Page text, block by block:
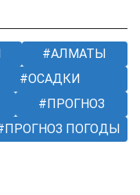
АЛМАТЫ
ОСАДКИ
ПРОГНОЗ
ПРОГНОЗ ПОГОДЫ